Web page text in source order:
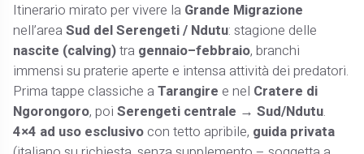
Itinerario mirato per vivere la Grande Migrazione
nell’areaSud del Serengeti / Ndutu: stagione delle
nascite (calving)tra gennaio–febbraio, branchi
immensi su praterie aperte e intensa attività dei predatori.
Prima tappe classiche aTarangire e nel Cratere di
Ngorongoro, poiSerengeti centrale → Sud/Ndutu.
4×4 ad uso esclusivocon tetto apribile, guida privata